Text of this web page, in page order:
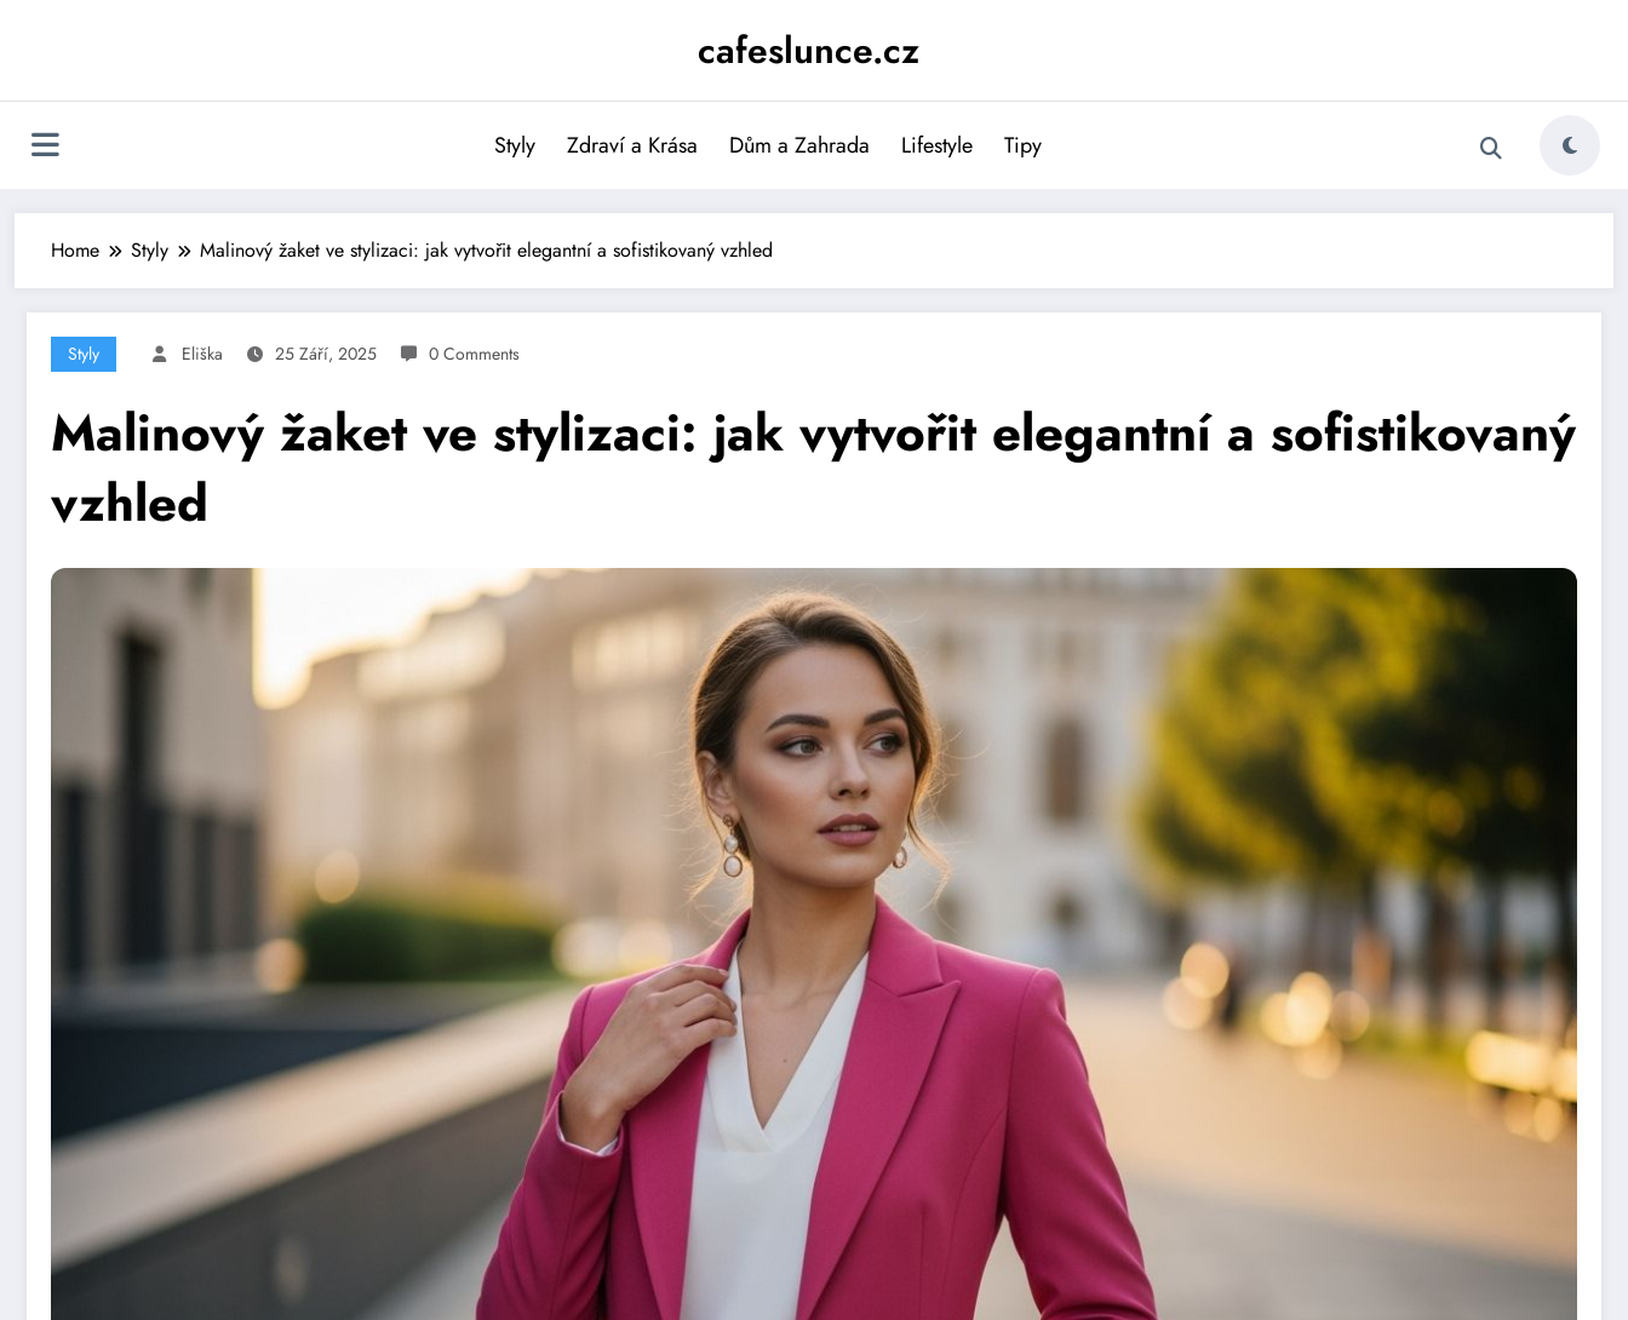
cafeslunce.cz
Styly Zdraví a Krása Dům a Zahrada Lifestyle Tipy
Home Styly Malinový žaket ve stylizaci: jak vytvořit elegantní a sofistikovaný vzhled
Styly Eliška 25 Září, 2025 0 Comments
Malinový žaket ve stylizaci: jak vytvořit elegantní a sofistikovaný
vzhled